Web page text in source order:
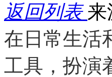
返回列表来
在日常生活
工具，扮演